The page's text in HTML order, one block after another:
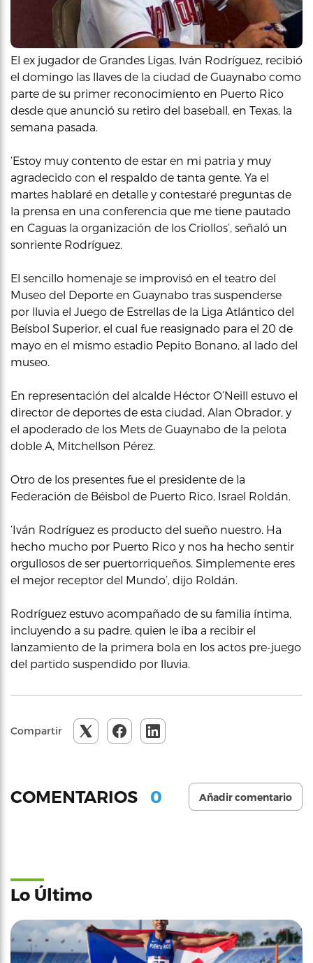
El ex jugador de Grandes Ligas, Iván Rodríguez, recibió
el domingo las llaves de la ciudad de Guaynabo como
parte de su primer reconocimiento en Puerto Rico
desde que anunció su retiro del baseball, en Texas, la
semana pasada.
‘Estoy muy contento de estar en mi patria y muy
agradecido con el respaldo de tanta gente. Ya el
martes hablaré en detalle y contestaré preguntas de
la prensa en una conferencia que me tiene pautado
en Caguas la organización de los Criollos’, señaló un
sonriente Rodríguez.
El sencillo homenaje se improvisó en el teatro del
Museo del Deporte en Guaynabo tras suspenderse
por lluvia el Juego de Estrellas de la Liga Atlántico del
Beísbol Superior, el cual fue reasignado para el 20 de
mayo en el mismo estadio Pepito Bonano, al lado del
museo.
En representación del alcalde Héctor O’Neill estuvo el
director de deportes de esta ciudad, Alan Obrador, y
el apoderado de los Mets de Guaynabo de la pelota
doble A, Mitchellson Pérez.
Otro de los presentes fue el presidente de la
Federación de Béisbol de Puerto Rico, Israel Roldán.
‘Iván Rodríguez es producto del sueño nuestro. Ha
hecho mucho por Puerto Rico y nos ha hecho sentir
orgullosos de ser puertorriqueños. Simplemente eres
el mejor receptor del Mundo’, dijo Roldán.
Rodríguez estuvo acompañado de su familia íntima,
incluyendo a su padre, quien le iba a recibir el
lanzamiento de la primera bola en los actos pre-juego
del partido suspendido por lluvia.
Compartir
COMENTARIOS 0 Añadir comentario
Lo Último